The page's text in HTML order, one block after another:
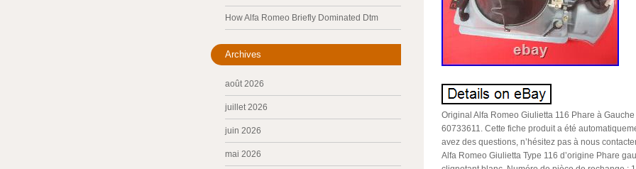
Original Alfa Romeo Giulietta 116 Phare à
60733611. Cette fiche produit a été
avez des questions, n’hésitez pas à nous
Alfa Romeo Giulietta Type 116 d’origine Phare
How Alfa Romeo Briefly Dominated Dtm
Archives
août 2026
juillet 2026
juin 2026
mai 2026